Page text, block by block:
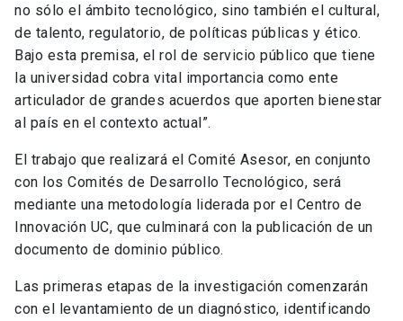
no sólo el ámbito tecnológico, sino también el cultural,
de talento, regulatorio, de políticas públicas y ético.
Bajo esta premisa, el rol de servicio público que tiene
la universidad cobra vital importancia como ente
articulador de grandes acuerdos que aporten bienestar
al país en el contexto actual”.
El trabajo que realizará el Comité Asesor, en conjunto
con los Comités de Desarrollo Tecnológico, será
mediante una metodología liderada por el Centro de
Innovación UC, que culminará con la publicación de un
documento de dominio público.
Las primeras etapas de la investigación comenzarán
con el levantamiento de un diagnóstico, identificando